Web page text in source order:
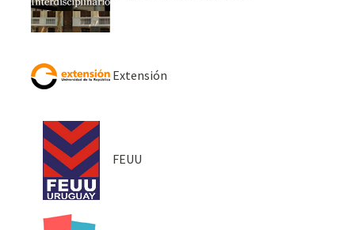
Extensión
FEUU